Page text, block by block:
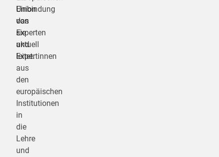
Union
das
sie
aktuell
leitet.
Einbindung
von
Experten
und
Expertinnen
aus
den
europäischen
Institutionen
in
die
Lehre
und